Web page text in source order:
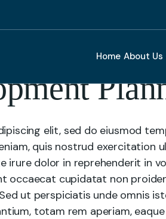
Home About Us
elit, sed do eiusmod
quis nostrud exercitation
irure dolor in reprehenderit in
occaecat cupidatat non
ut perspiciatis unde omnis
totam rem aperiam,